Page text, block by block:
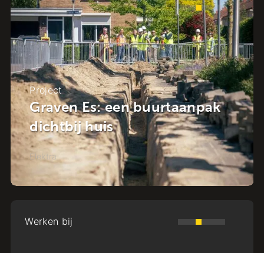
Project
NuMeren gaat van start!
Elektra
Werken bij